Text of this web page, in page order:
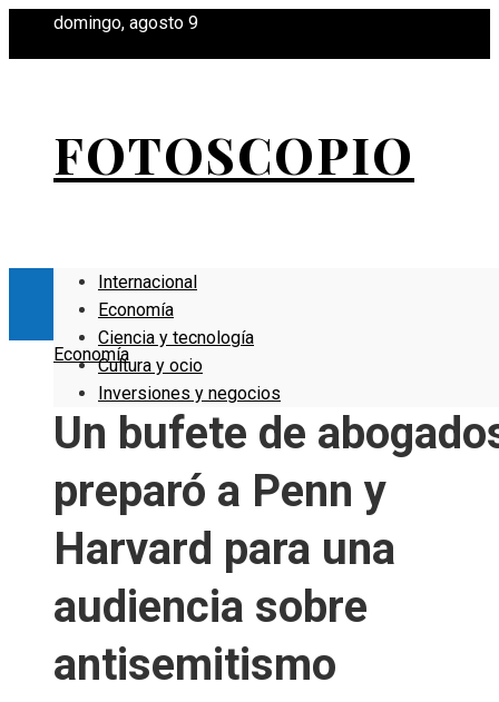
domingo, agosto 9
FOTOSCOPIO
Internacional
Economía
Ciencia y tecnología
Cultura y ocio
Inversiones y negocios
Economía
Un bufete de
preparó a Penn y
Harvard para una
audiencia sobre
antisemitismo